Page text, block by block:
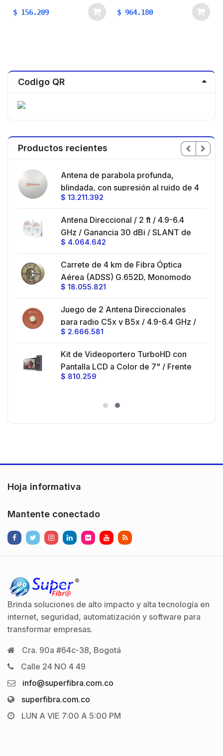
$ 156.209 $ 964.180
Codigo QR
Productos recientes
Antena de parabola profunda,
blindada, con supresión al ruido de 4
ft, 5.9-7.2 GHz, Ganancia 36 dBi con
hasta 80 km, Conectores N-hembra,
montaje con alineación milimétrica.
$ 13.211.392
Antena Direccional / 2 ft / 4.9-6.4
GHz / Ganancia 30 dBi / SLANT de
45 ° y 90 ° / Conector N-Hembra /
Montaje y jumpers incluidos.
$ 4.064.642
Carrete de 4 km de Fibra Óptica
Aérea (ADSS) G.652D, Monomodo
de 24 Hilos, Exterior, Span 200,
$ 18.055.821
Juego de 2 Antena Direccionales
para radio C5x y B5x / 4.9-6.4 GHz /
Ganancia 27 dBi / Montaje incluido.
$ 2.666.581
Kit de Videoportero TurboHD con
Pantalla LCD a Color de 7" / Frente
de Calle para Exterior de
)130° de Visión (Gran Angular)
$ 810.259
Hoja informativa
Mantente conectado
Brinda soluciones de alto impacto y alta tecnología en
internet, seguridad, automatización y software para
transformar empresas.
Cra. 90a #64c-38, Bogotá
Calle 24 NO 4 49
info@superfibra.com.co
superfibra.com.co
LUN A VIE 7:00 A 5:00 PM